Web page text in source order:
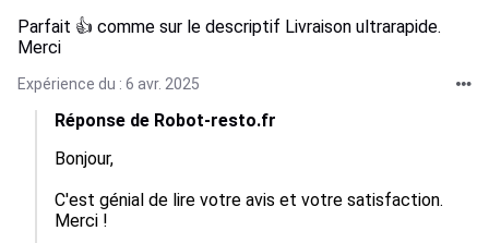
Parfait 👍 comme sur le descriptif Livraison ultrarapide.
Merci
Expérience du : 6 avr. 2025
Réponse de Robot-resto.fr
Bonjour,
C'est génial de lire votre avis et votre satisfaction.
Merci !